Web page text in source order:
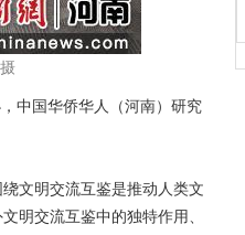
中国华侨华人（河南）研究
文明交流互鉴是推动人类文
明交流互鉴中的独特作用、